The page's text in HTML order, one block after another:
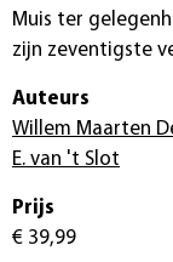
Muis ter
zijn zeventigste
Auteurs
Willem Maarten
E. van 't Slot
Prijs
€ 39,99